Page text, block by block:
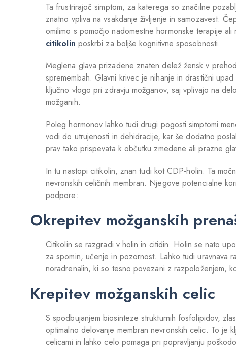
Ta frustrirajoč simptom, za katerega so značilne
znatno vpliva na vsakdanje življenje in samozavest.
omilimo s pomočjo nadomestne hormonske terapije
citikolin poskrbi za boljše kognitivne sposobnosti.
Meglena glava prizadene znaten delež žensk v
spremembah. Glavni krivec je nihanje in drastični
ključno vlogo pri zdravju možganov, saj vplivajo na
možganih.
Poleg hormonov lahko tudi drugi pogosti simptomi
vodi do utrujenosti in dehidracije, kar še dodatno
prav tako prispevata k občutku zmedene ali prazne
In tu nastopi citikolin, znan tudi kot CDP-holin. Ta
nevronskih celičnih membran. Njegove potencialne
podpore:
Okrepitev možganskih
Citikolin se razgradi v holin in citidin. Holin se nato
za spomin, učenje in pozornost. Lahko tudi uravnava
noradrenalin, ki so tesno povezani z razpoloženjem,
Krepitev možganskih celic
S spodbujanjem biosinteze strukturnih fosfolipidov,
optimalno delovanje membran nevronskih celic. To je
celicami in lahko celo pomaga pri popravljanju